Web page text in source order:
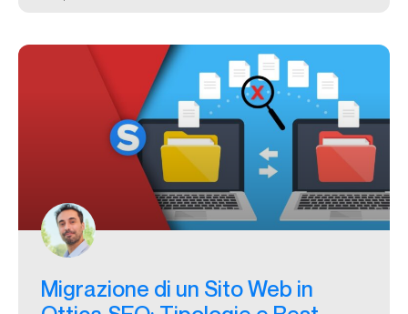
Migrazione di un Sito Web in